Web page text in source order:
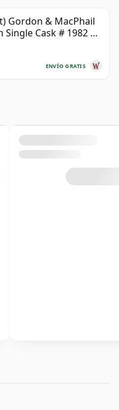
Gordon & MacPhail
Cask # 1982 40
ENVÍO GRATIS